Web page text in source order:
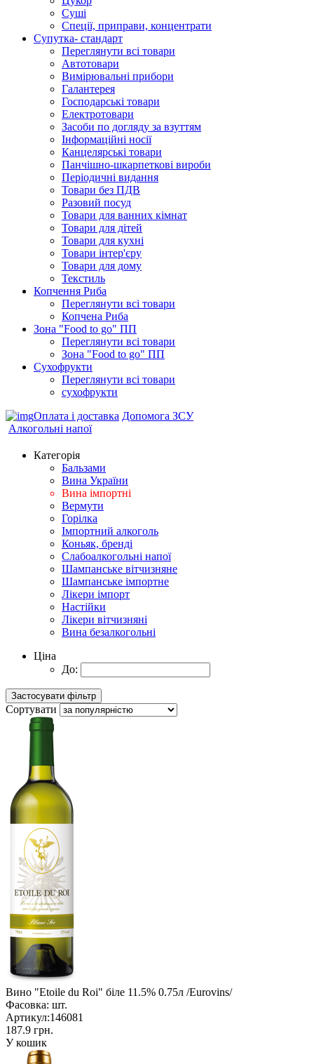
Суші
Спеції, приправи, концентрати
Супутка- стандарт
Переглянути всі товари
Автотовари
Вимірювальні прибори
Галантерея
Господарські товари
Електротовари
Засоби по догляду за взуттям
Інформаційні носії
Канцелярські товари
Панчішно-шкарпеткові вироби
Періодичні видання
Товари без ПДВ
Разовий посуд
Товари для ванних кімнат
Товари для дітей
Товари для кухні
Товари інтер'єру
Товари для дому
Текстиль
Копчення Риба
Переглянути всі товари
Копчена Риба
Зона "Food to go" ПП
Переглянути всі товари
Зона "Food to go" ПП
Сухофрукти
Переглянути всі товари
сухофрукти
Оплата і доставка Допомога ЗСУ
Алкогольні напої
Категорія
Бальзами
Вина України
Вина імпортні
Вермути
Горілка
Імпортний алкоголь
Коньяк, бренді
Слабоалкогольні напої
Шампанське вітчизняне
Шампанське імпортне
Лікери імпорт
Настійки
Лікери вітчизняні
Вина безалкогольні
Ціна
До:
Сортувати
Вино "Etoile du Roi" біле 11.5% 0.75л /Eurovins/
Фасовка: шт.
Артикул:146081
187.9 грн.
У кошик